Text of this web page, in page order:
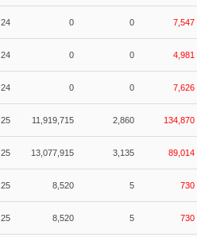
24 0 0 7,547
24 0 0 4,981
24 0 0 7,626
25 11,919,715 2,860 134,870
25 13,077,915 3,135 89,014
25 8,520 5 730
25 8,520 5 730